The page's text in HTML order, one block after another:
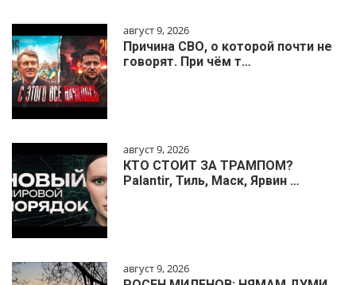
август 9, 2026
Причина СВО, о которой почти не
говорят. При чём т…
август 9, 2026
КТО СТОИТ ЗА ТРАМПОМ?
Palantir, Тиль, Маск, Ярвин …
август 9, 2026